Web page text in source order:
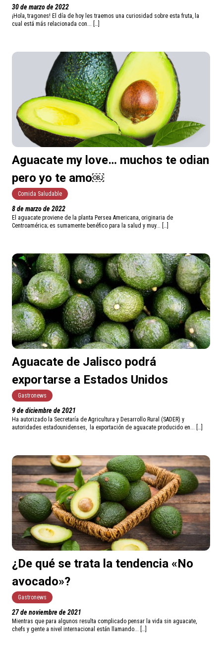
30 de marzo de 2022
¡Hola, tragones! El día de hoy les traemos una curiosidad sobre esta fruta, la
cual está más relacionada con... […]
Aguacate my love… muchos te odian
pero yo te amo￼
Comida Saludable
8 de marzo de 2022
El aguacate proviene de la planta Persea Americana, originaria de
Centroamérica; es sumamente benéfico para la salud y muy... […]
Aguacate de Jalisco podrá
exportarse a Estados Unidos
Gastronews
9 de diciembre de 2021
Ha autorizado la Secretaría de Agricultura y Desarrollo Rural (SADER) y
autoridades estadounidenses, la exportación de aguacate producido en... […]
¿De qué se trata la tendencia «No
avocado»?
Gastronews
27 de noviembre de 2021
Mientras que para algunos resulta complicado pensar la vida sin aguacate,
chefs y gente a nivel internacional están llamando... […]